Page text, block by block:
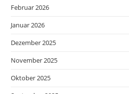
Februar 2026
Januar 2026
Dezember 2025
November 2025
Oktober 2025